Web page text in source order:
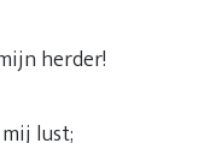
herder!
lust;